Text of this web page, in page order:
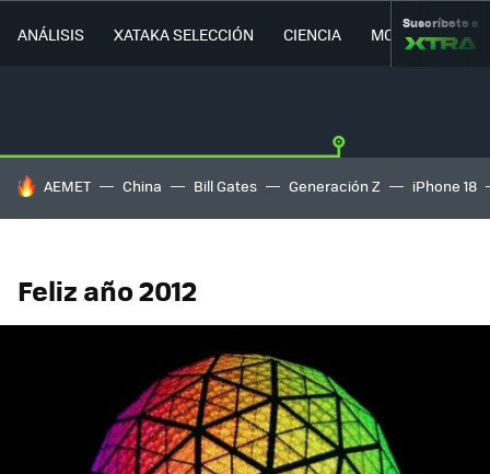
ANÁLISIS XATAKA SELECCIÓN CIENCIA MOVILIDAD
Suscríbete a
HOY SE HABLA DE
AEMET China Bill Gates Generación Z iPhone 18
Feliz año 2012